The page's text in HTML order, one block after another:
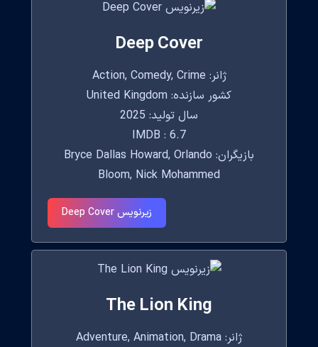
Deep Cover
ژانر: Action, Comedy, Crime
کشور سازنده: United Kingdom
سال تولید: 2025
IMDB : 6.7
بازیگران: Bryce Dallas Howard, Orlando
Bloom, Nick Mohammed
زیرنویس Deep Cover
The Lion King
ژانر: Adventure, Animation, Drama